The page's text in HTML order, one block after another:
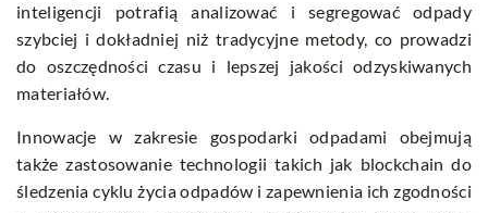
inteligencji potrafią analizować i segregować odpady
szybciej i dokładniej niż tradycyjne metody, co prowadzi
do oszczędności czasu i lepszej jakości odzyskiwanych
materiałów.
Innowacje w zakresie gospodarki odpadami obejmują
także zastosowanie technologii takich jak blockchain do
śledzenia cyklu życia odpadów i zapewnienia ich zgodności